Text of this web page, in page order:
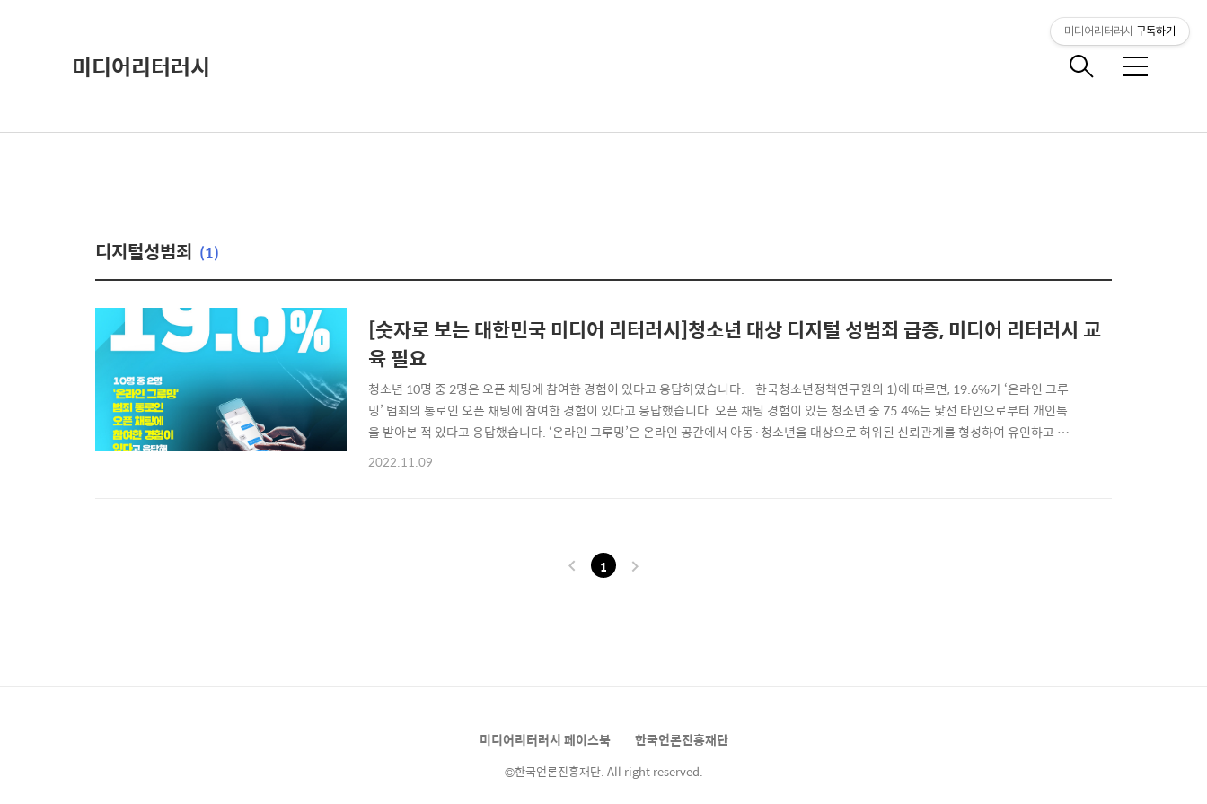
미디어리터러시 메
디지털성범죄 (1)
[숫자로 보는 대한민국 미디어 리터러시]청소년 대상 디지털 성범죄 급증, 미디어 리터러시 교
육 필요
청소년 10명 중 2명은 오픈 채팅에 참여한 경험이 있다고 응답하였습니다. ​ ​ ​ 한국청소년정책연구원의 1)​에 따르면, 19.6%가 ‘온라인 그루
밍’ 범죄의 통로인 오픈 채팅에 참여한 경험이 있다고 응답했습니다. 오픈 채팅 경험이 있는 청소년 중 75.4%는 낯선 타인으로부터 개인톡
을 받아본 적 있다고 응답했습니다. ‘온라인 그루밍’은 온라인 공간에서 아동·청소년을 대상으로 허위된 신뢰관계를 형성하여 유인하고 만
남이나 성적 행위를 시도하는 것을 말합니다. ​ ​ ​ ​ 오픈채팅과 더불어 익명계정 역시 많은 디지털 성범죄자들이 아동·청소년들과 접촉하는 통
2022.11.09
1
미디어리터러시 페이스북 한국언론진흥재단
©한국언론진흥재단. All right reserved.
미디어리터러시 구독하기